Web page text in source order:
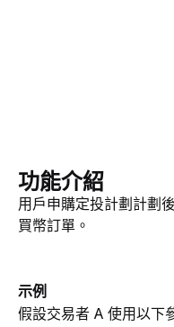
功能介紹
用戶申購定投計劃計劃
買幣訂單。
示例
假設交易者 A 使用以下